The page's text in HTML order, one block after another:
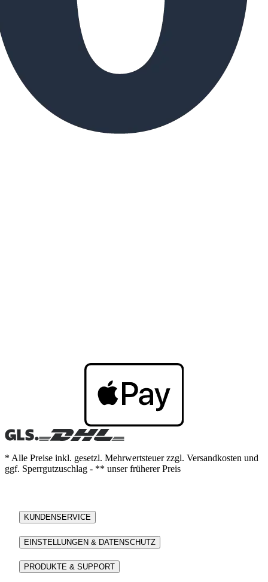
* Alle Preise inkl. gesetzl. Mehrwertsteuer zzgl. Versandkosten und
ggf. Sperrgutzuschlag - ** unser früherer Preis
KUNDENSERVICE
EINSTELLUNGEN & DATENSCHUTZ
PRODUKTE & SUPPORT